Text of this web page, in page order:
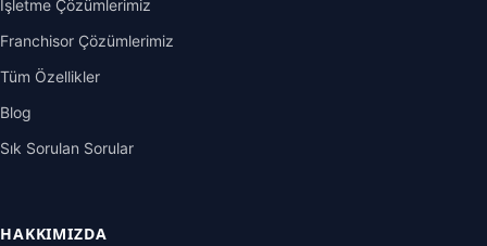
İşletme Çözümlerimiz
Franchisor Çözümlerimiz
Tüm Özellikler
Blog
Sık Sorulan Sorular
HAKKIMIZDA